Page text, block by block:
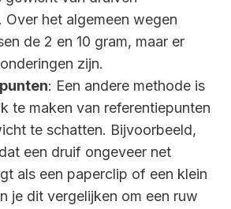
Over het algemeen wegen
de 2 en 10 gram, maar er
zijn.
: Een andere methode is
te maken van referentiepunten
te schatten. Bijvoorbeeld,
een druif ongeveer net
als een paperclip of een klein
je dit vergelijken om een ruw